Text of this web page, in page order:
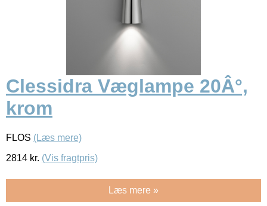
Clessidra Væglampe 20Â°,
krom
FLOS (Læs mere)
2814 kr. (Vis fragtpris)
Læs mere »